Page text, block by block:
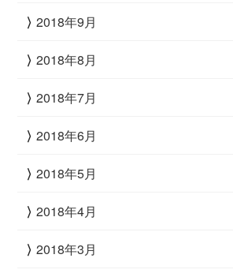
2018年9月
2018年8月
2018年7月
2018年6月
2018年5月
2018年4月
2018年3月